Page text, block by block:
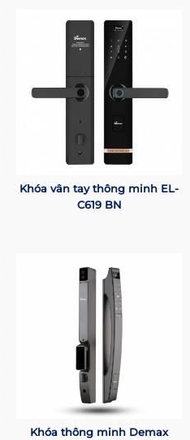
Khóa vân tay thông minh EL-
C619 BN
Khóa thông minh Demax